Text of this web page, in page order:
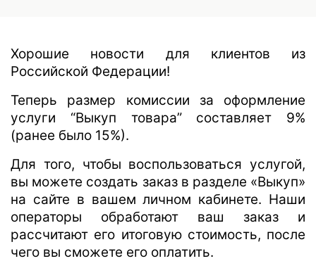
Хорошие новости для клиентов из
Российской Федерации!
Теперь размер комиссии за оформление
услуги “Выкуп товара” составляет 9%
(ранее было 15%).
Для того, чтобы воспользоваться услугой,
вы можете создать заказ в разделе «Выкуп»
на сайте в вашем личном кабинете. Наши
операторы обработают ваш заказ и
рассчитают его итоговую стоимость, после
чего вы сможете его оплатить.